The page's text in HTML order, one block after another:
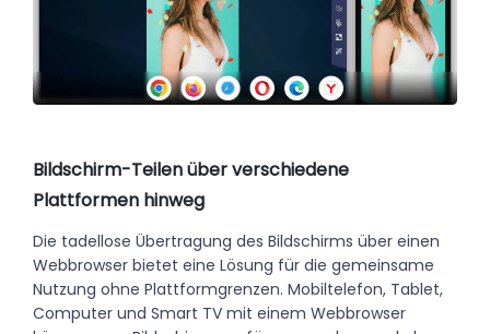
Bildschirm-Teilen über verschiedene
Plattformen hinweg
Die tadellose Übertragung des Bildschirms über einen
Webbrowser bietet eine Lösung für die gemeinsame
Nutzung ohne Plattformgrenzen. Mobiltelefon, Tablet,
Computer und Smart TV mit einem Webbrowser